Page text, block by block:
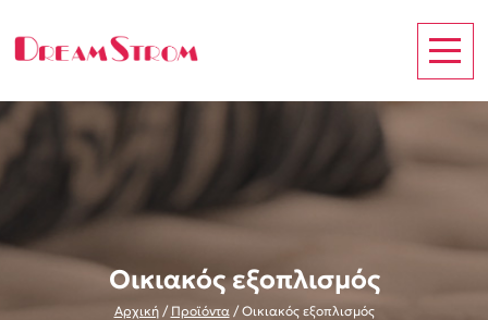
Οικιακός εξοπλισμός
Αρχική/ Προϊόντα/ Οικιακός εξοπλισμός